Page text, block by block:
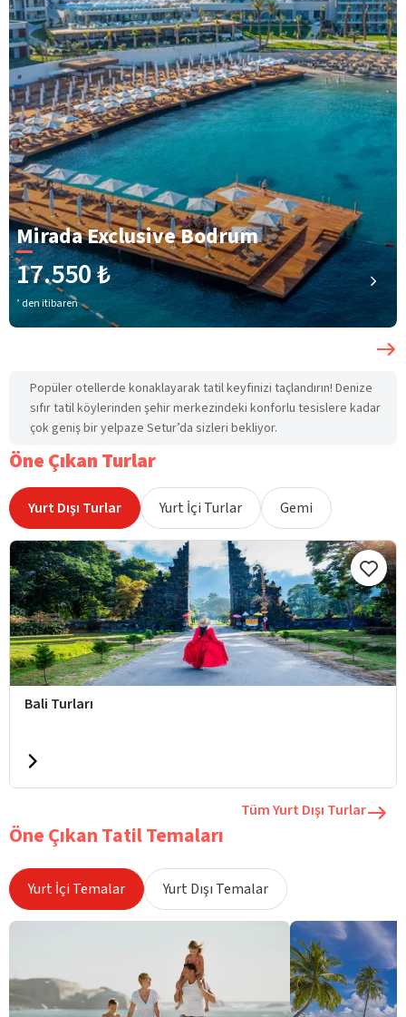
Mirada Exclusive Bodrum
17.550 ₺
’ den itibaren
Popüler otellerde konaklayarak tatil keyfinizi taçlandırın! Denize
sıfır tatil köylerinden şehir merkezindeki konforlu tesislere kadar
çok geniş bir yelpaze Setur’da sizleri bekliyor.
Öne Çıkan Turlar
Yurt Dışı Turlar Yurt İçi Turlar Gemi
Bali Turları
Tüm Yurt Dışı Turlar
Öne Çıkan Tatil Temaları
Yurt İçi Temalar Yurt Dışı Temalar